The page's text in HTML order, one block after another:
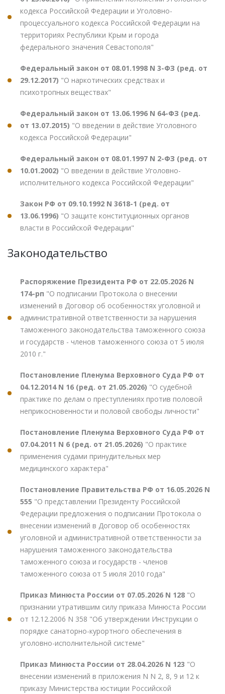
кодекса Российской Федерации и Уголовно-
процессуального кодекса Российской Федерации на
территориях Республики Крым и города
федерального значения Севастополя"
Федеральный закон от 08.01.1998 N 3-ФЗ (ред. от
29.12.2017) "О наркотических средствах и
психотропных веществах"
Федеральный закон от 13.06.1996 N 64-ФЗ (ред.
от 13.07.2015) "О введении в действие Уголовного
кодекса Российской Федерации"
Федеральный закон от 08.01.1997 N 2-ФЗ (ред. от
10.01.2002) "О введении в действие Уголовно-
исполнительного кодекса Российской Федерации"
Закон РФ от 09.10.1992 N 3618-1 (ред. от
13.06.1996) "О защите конституционных органов
власти в Российской Федерации"
Законодательство
Распоряжение Президента РФ от 22.05.2026 N
174-рп "О подписании Протокола о внесении
изменений в Договор об особенностях уголовной и
административной ответственности за нарушения
таможенного законодательства таможенного союза
и государств - членов таможенного союза от 5 июля
2010 г."
Постановление Пленума Верховного Суда РФ от
04.12.2014 N 16 (ред. от 21.05.2026) "О судебной
практике по делам о преступлениях против половой
неприкосновенности и половой свободы личности"
Постановление Пленума Верховного Суда РФ от
07.04.2011 N 6 (ред. от 21.05.2026) "О практике
применения судами принудительных мер
медицинского характера"
Постановление Правительства РФ от 16.05.2026 N
555 "О представлении Президенту Российской
Федерации предложения о подписании Протокола о
внесении изменений в Договор об особенностях
уголовной и административной ответственности за
нарушения таможенного законодательства
таможенного союза и государств - членов
таможенного союза от 5 июля 2010 года"
Приказ Минюста России от 07.05.2026 N 128 "О
признании утратившим силу приказа Минюста России
от 12.12.2006 N 358 "Об утверждении Инструкции о
порядке санаторно-курортного обеспечения в
уголовно-исполнительной системе"
Приказ Минюста России от 28.04.2026 N 123 "О
внесении изменений в приложения N N 2, 8, 9 и 12 к
приказу Министерства юстиции Российской